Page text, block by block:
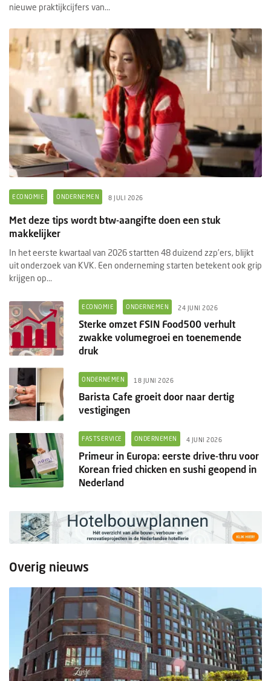
nieuwe praktijkcijfers van...
ECONOMIE ONDERNEMEN 8 JULI 2026
Met deze tips wordt btw-aangifte doen een stuk
makkelijker
In het eerste kwartaal van 2026 startten 48 duizend zzp’ers, blijkt
uit onderzoek van KVK. Een onderneming starten betekent ook grip
krijgen op...
ECONOMIE ONDERNEMEN 24 JUNI 2026
Sterke omzet FSIN Food500 verhult
zwakke volumegroei en toenemende
druk
ONDERNEMEN 18 JUNI 2026
Barista Cafe groeit door naar dertig
vestigingen
FASTSERVICE ONDERNEMEN 4 JUNI 2026
Primeur in Europa: eerste drive-thru voor
Korean fried chicken en sushi geopend in
Nederland
Overig nieuws